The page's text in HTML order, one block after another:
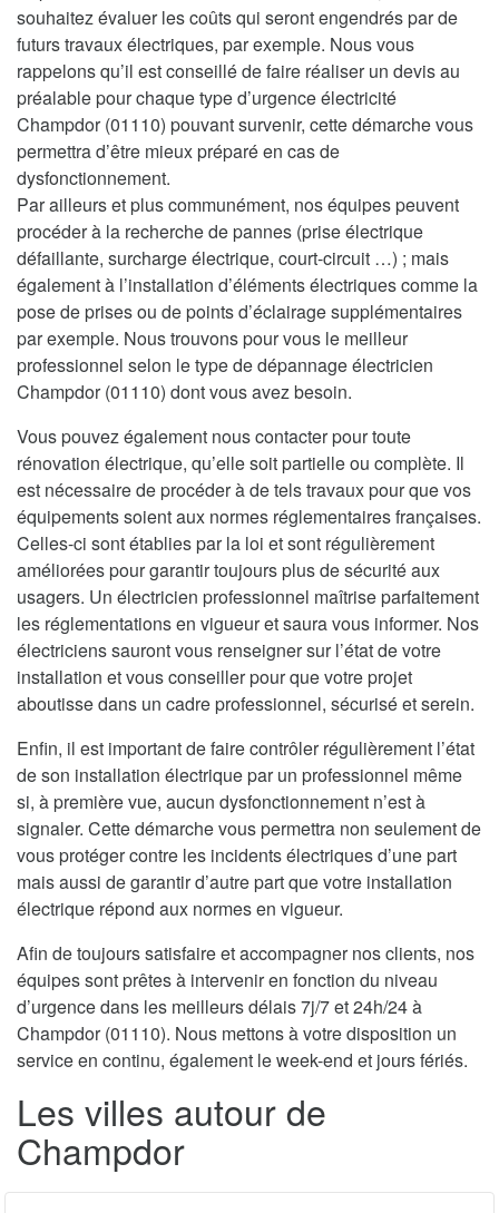
souhaitez évaluer les coûts qui seront engendrés par de
futurs travaux électriques, par exemple. Nous vous
rappelons qu’il est conseillé de faire réaliser un devis au
préalable pour chaque type d’urgence électricité
Champdor (01110) pouvant survenir, cette démarche vous
permettra d’être mieux préparé en cas de
dysfonctionnement.
Par ailleurs et plus communément, nos équipes peuvent
procéder à la recherche de pannes (prise électrique
défaillante, surcharge électrique, court-circuit …) ; mais
également à l’installation d’éléments électriques comme la
pose de prises ou de points d’éclairage supplémentaires
par exemple. Nous trouvons pour vous le meilleur
professionnel selon le type de dépannage électricien
Champdor (01110) dont vous avez besoin.
Vous pouvez également nous contacter pour toute
rénovation électrique, qu’elle soit partielle ou complète. Il
est nécessaire de procéder à de tels travaux pour que vos
équipements soient aux normes réglementaires françaises.
Celles-ci sont établies par la loi et sont régulièrement
améliorées pour garantir toujours plus de sécurité aux
usagers. Un électricien professionnel maîtrise parfaitement
les réglementations en vigueur et saura vous informer. Nos
électriciens sauront vous renseigner sur l’état de votre
installation et vous conseiller pour que votre projet
aboutisse dans un cadre professionnel, sécurisé et serein.
Enfin, il est important de faire contrôler régulièrement l’état
de son installation électrique par un professionnel même
si, à première vue, aucun dysfonctionnement n’est à
signaler. Cette démarche vous permettra non seulement de
vous protéger contre les incidents électriques d’une part
mais aussi de garantir d’autre part que votre installation
électrique répond aux normes en vigueur.
Afin de toujours satisfaire et accompagner nos clients, nos
équipes sont prêtes à intervenir en fonction du niveau
d’urgence dans les meilleurs délais 7j/7 et 24h/24 à
Champdor (01110). Nous mettons à votre disposition un
service en continu, également le week-end et jours fériés.
Les villes autour de
Champdor